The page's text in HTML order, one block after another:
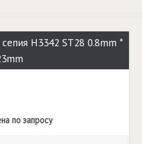
H3342 ST28 0.8mm *
по запросу